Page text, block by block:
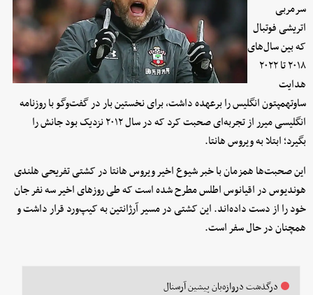
سرمربی
اتریشی فوتبال
که بین سال‌های
۲۰۱۸ تا ۲۰۲۲
هدایت
ساوتهمپتون انگلیس را برعهده داشت، برای نخستین بار در گفت‌وگو با روزنامه
انگلیسی میرر از تجربه‌ای صحبت کرد که در سال ۲۰۱۲ نزدیک بود جانش را
بگیرد؛ ابتلا به ویروس هانتا.
این صحبت‌ها همزمان با خبر شیوع اخیر ویروس هانتا در کشتی تفریحی هلندی
هوندیوس در اقیانوس اطلس مطرح شده است که طی روزهای اخیر سه نفر جان
خود را از دست داده‌اند. این کشتی در مسیر آرژانتین به کیپ‌ورد قرار داشت و
همچنان در حال سفر است.
درگذشت دروازه‌بان پیشین آرسنال